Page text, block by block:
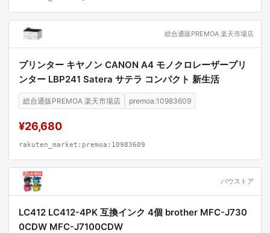
総合通販PREMOA 楽天市場店
プリンター キヤノン CANON A4 モノクロレーザープリ
ンター LBP241 Satera サテラ コンパクト 新生活
総合通販PREMOA 楽天市場店 premoa:10983609
¥26,680
rakuten_market:premoa:10983609
バウストア
LC412 LC412-4PK 互換インク 4個 brother MFC-J730
0CDW MFC-J7100CDW